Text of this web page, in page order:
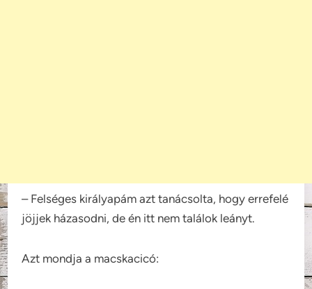
– Felséges királyapám azt tanácsolta, hogy errefelé
jöjjek házasodni, de én itt nem találok leányt.
Azt mondja a macskacicó: